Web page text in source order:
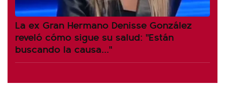
La ex Gran Hermano Denisse González
reveló cómo sigue su salud: "Están
buscando la causa..."